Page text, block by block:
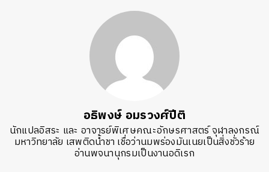
อธิพงษ์ อมรวงศ์ปีติ
นักแปลอิสระ และ อาจารย์พิเศษคณะอักษรศาสตร์ จุฬาลงกรณ์
มหาวิทยาลัย เสพติดน้ำชา เชื่อว่านมพร่องมันเนยเป็นสิ่งชั่วร้าย
อ่านพจนานุกรมเป็นงานอดิเรก